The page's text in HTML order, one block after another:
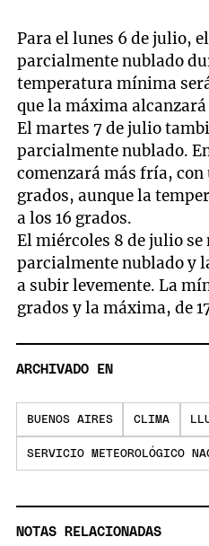
Para el lunes 6 de julio,
parcialmente nublado
temperatura mínima
que la máxima alcanzará
El martes 7 de julio
parcialmente nublado.
comenzará más fría,
grados, aunque la
a los 16 grados.
El miércoles 8 de julio
parcialmente nublado y
a subir levemente. La
grados y la máxima, de
ARCHIVADO EN
BUENOS AIRES CLIMA
SERVICIO METEOROLÓGICO
NOTAS RELACIONADAS